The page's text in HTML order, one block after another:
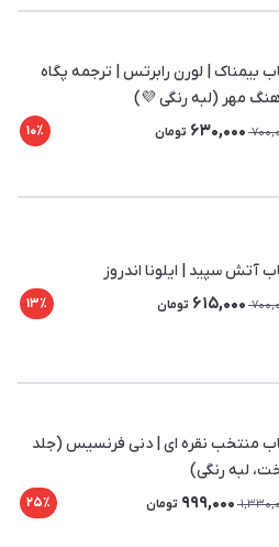
بیمناک | لورن رابرتس | ترجمه پگاه
مهر (لبه رنگی 💜)
630,000 تومان 10٪
آتش سپید | ایلونا اندروز
615,000 تومان 13٪
منتخب نقره‌ ای | دنی فرنسیس (جلد
لبه رنگی)
999,000 تومان 25٪